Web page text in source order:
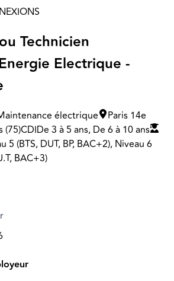
Technicien
Electrique -
électrique
Paris 14e
(75)CDIDe 3 à 5 ans, De 6 à 10 ans
5 (BTS, DUT, BP, BAC+2), Niveau 6
BAC+3)